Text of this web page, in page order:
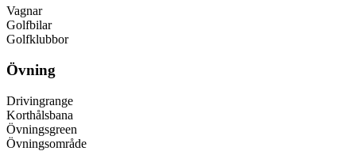
Vagnar
Golfbilar
Golfklubbor
Övning
Drivingrange
Korthålsbana
Övningsgreen
Övningsområde